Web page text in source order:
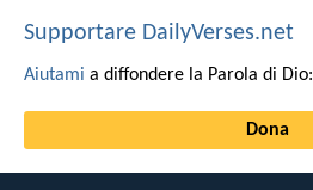
Supportare DailyVerses.net
Aiutami a diffondere la Parola di Dio:
Dona